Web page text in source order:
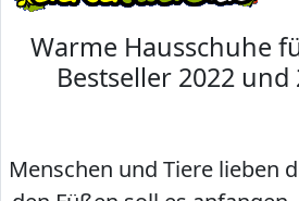
Warme Hausschuhe
Bestseller 2022 und
Menschen und Tiere lieben